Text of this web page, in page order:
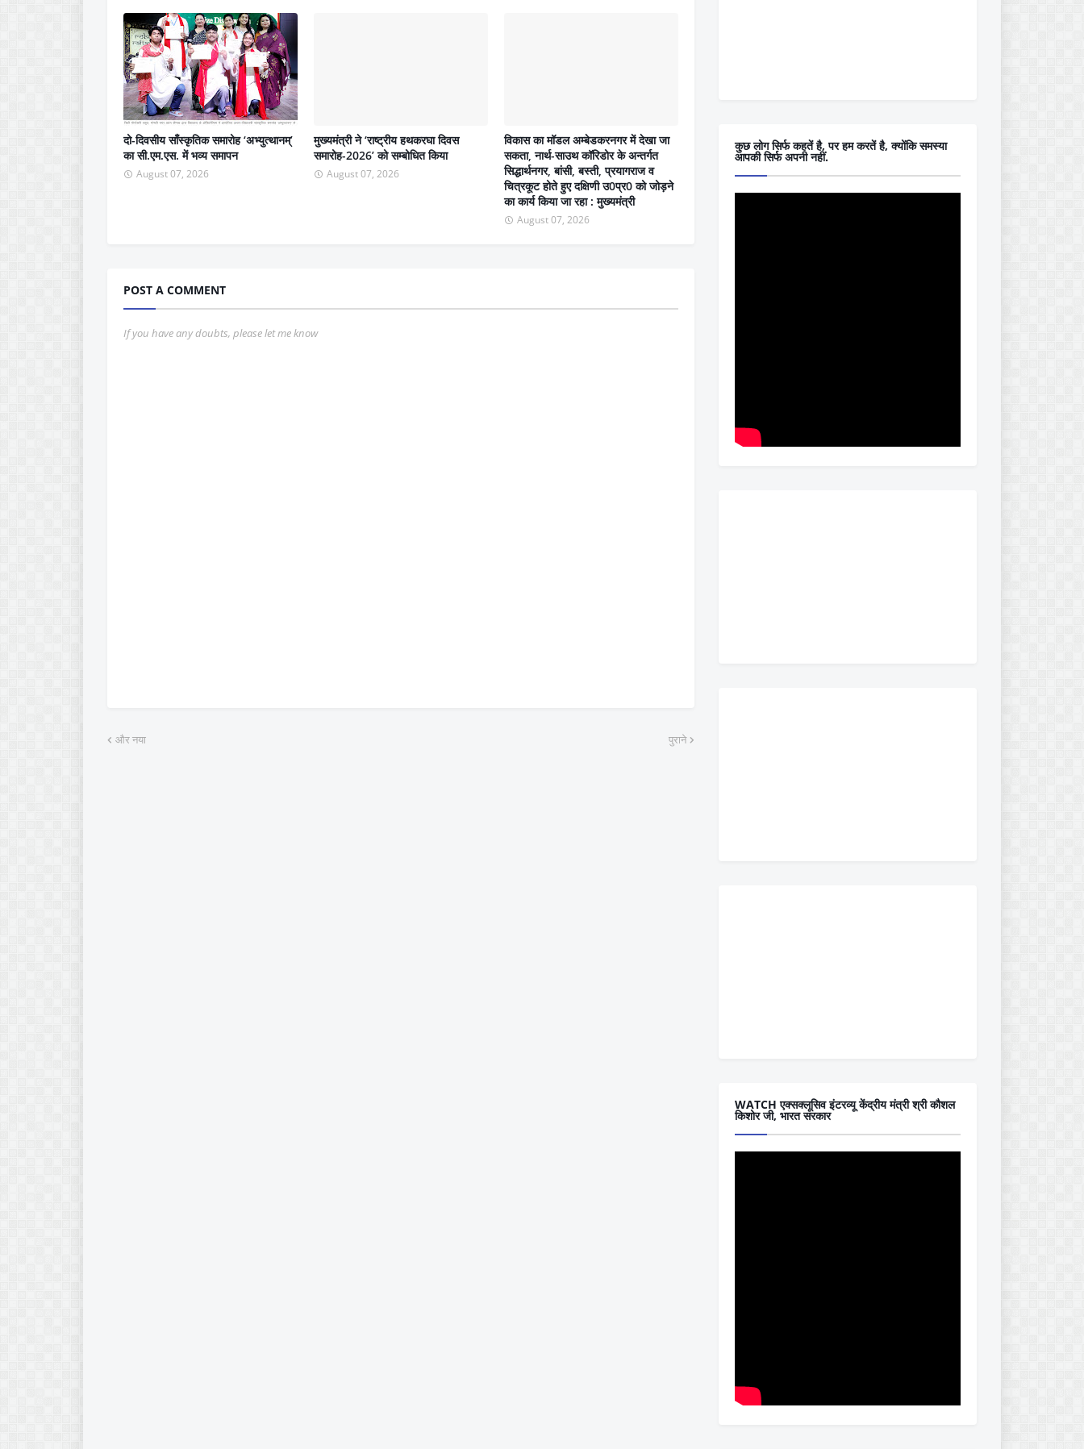
दो-दिवसीय साँस्कृतिक समारोह ‘अभ्युत्थानम्’
का सी.एम.एस. में भव्य समापन
August 07, 2026
मुख्यमंत्री ने ‘राष्ट्रीय हथकरघा दिवस
समारोह-2026’ को सम्बोधित किया
August 07, 2026
विकास का मॉडल अम्बेडकरनगर में देखा जा
सकता, नार्थ-साउथ कॉरिडोर के अन्तर्गत
सिद्धार्थनगर, बांसी, बस्ती, प्रयागराज व
चित्रकूट होते हुए दक्षिणी उ0प्र0 को जोड़ने
का कार्य किया जा रहा : मुख्यमंत्री
August 07, 2026
POST A COMMENT
If you have any doubts, please let me know
और नया पुराने
कुछ लोग सिर्फ कहतें है, पर हम करतें है, क्योंकि समस्या
आपकी सिर्फ अपनी नहीं.
WATCH एक्सक्लूसिव इंटरव्यू केंद्रीय मंत्री श्री कौशल
किशोर जी, भारत सरकार